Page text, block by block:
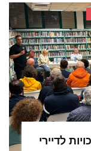
לדיירי